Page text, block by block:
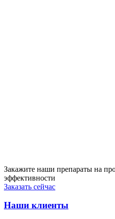
Закажите наши препараты на
эффективности
Заказать сейчас
Наши клиенты